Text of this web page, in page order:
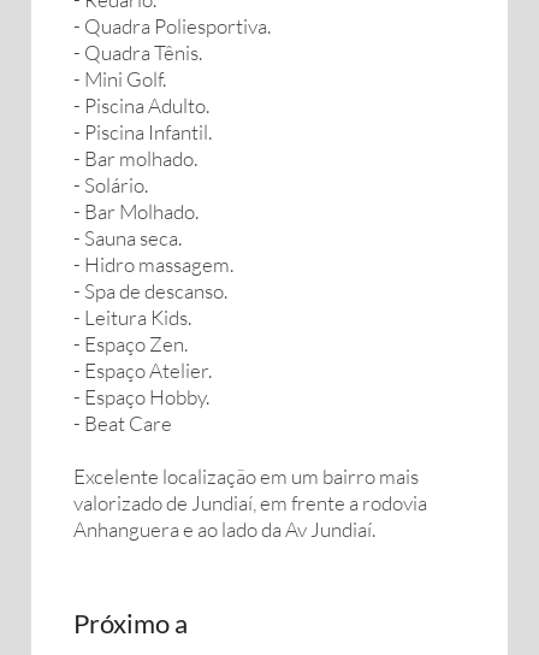
- Quadra Poliesportiva.
- Quadra Tênis.
- Mini Golf.
- Piscina Adulto.
- Piscina Infantil.
- Bar molhado.
- Solário.
- Bar Molhado.
- Sauna seca.
- Hidro massagem.
- Spa de descanso.
- Leitura Kids.
- Espaço Zen.
- Espaço Atelier.
- Espaço Hobby.
- Beat Care
Excelente localização em um bairro mais
valorizado de Jundiaí, em frente a rodovia
Anhanguera e ao lado da Av Jundiaí.
Próximo a